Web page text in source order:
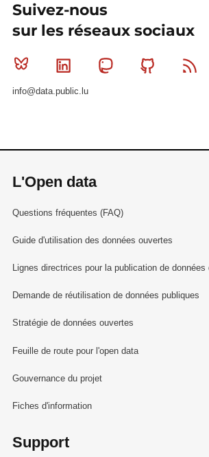
Suivez-nous
sur les réseaux sociaux
Bluesky Linkedin MastodonGithub
info@data.public.lu
L'Open data
Questions fréquentes (FAQ)
Guide d'utilisation des données ouvertes
Lignes directrices pour la publication de données
Demande de réutilisation de données publiques
Stratégie de données ouvertes
Feuille de route pour l'open data
Gouvernance du projet
Fiches d'information
Support